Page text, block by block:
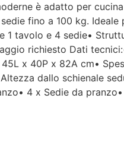
Per un'azienda
esclusivamente
aspettavo un
più efficiente.
disponibile solo in
molto limitate e,
gestione del
lenta e poco
è adatto per
fino a 100 kg.
tavolo e 4 sedie•
richiesto Dati
x 40P x 82A cm•
dallo schienale
4 x Sedie da